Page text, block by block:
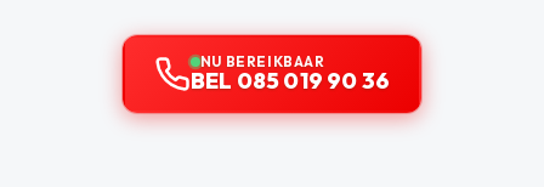
NU BEREIKBAAR
BEL 085 019 90 36